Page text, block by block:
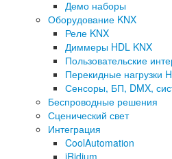
Демо наборы
Оборудование KNX
Реле KNX
Диммеры HDL KNX
Пользовательские
Перекидные нагрузки
Сенсоры, БП, DMX,
Беспроводные решения
Сценический свет
Интеграция
CoolAutomation
iRidium